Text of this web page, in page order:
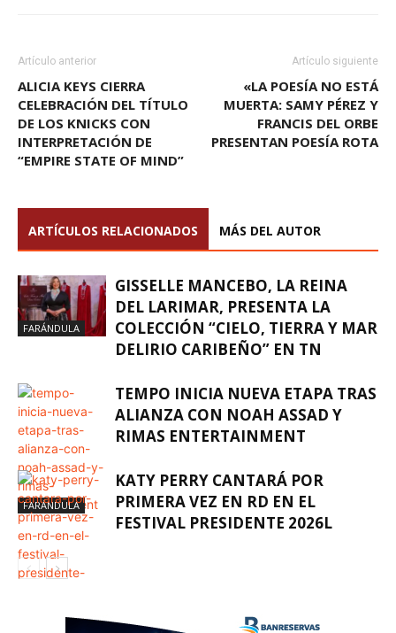
Artículo anterior
ALICIA KEYS CIERRA
CELEBRACIÓN DEL TÍTULO
DE LOS KNICKS CON
INTERPRETACIÓN DE
“EMPIRE STATE OF MIND”
Artículo siguiente
«LA POESÍA NO ESTÁ
MUERTA: SAMY PÉREZ Y
FRANCIS DEL ORBE
PRESENTAN POESÍA ROTA
ARTÍCULOS RELACIONADOS MÁS DEL AUTOR
FARÁNDULA
GISSELLE MANCEBO, LA REINA
DEL LARIMAR, PRESENTA LA
COLECCIÓN “CIELO, TIERRA Y MAR
DELIRIO CARIBEÑO” EN TN
FARÁNDULA
TEMPO INICIA NUEVA ETAPA TRAS
ALIANZA CON NOAH ASSAD Y
RIMAS ENTERTAINMENT
KATY PERRY CANTARÁ POR
PRIMERA VEZ EN RD EN EL
FESTIVAL PRESIDENTE 2026L